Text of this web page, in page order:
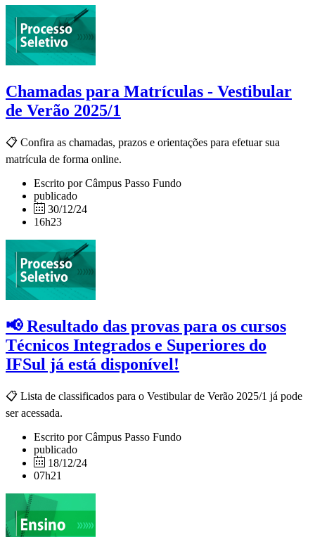
Chamadas para Matrículas - Vestibular
de Verão 2025/1
📋 Confira as chamadas, prazos e orientações para efetuar sua
matrícula de forma online.
Escrito por Câmpus Passo Fundo
publicado
30/12/24
16h23
📢 Resultado das provas para os cursos
Técnicos Integrados e Superiores do
IFSul já está disponível!
📋 Lista de classificados para o Vestibular de Verão 2025/1 já pode
ser acessada.
Escrito por Câmpus Passo Fundo
publicado
18/12/24
07h21